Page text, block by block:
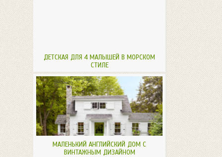
ДЕТСКАЯ ДЛЯ 4 МАЛЫШЕЙ В МОРСКОМ
СТИЛЕ
МАЛЕНЬКИЙ АНГЛИЙСКИЙ ДОМ С
ВИНТАЖНЫМ ДИЗАЙНОМ